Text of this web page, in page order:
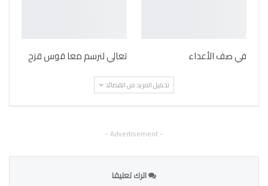
في صف الأعداء تعالي لنرسم معا قوس قزح
تحميل المزيد من القصائد
- Advertisement -
اترك تعليقا